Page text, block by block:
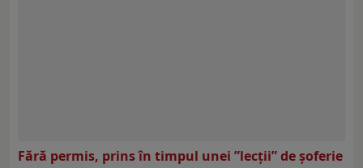
Fără permis, prins în timpul unei ”lecții” de șoferie